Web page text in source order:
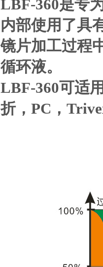
LBF-360是专
内部使用了具
镜片加工过程
循环液。
LBF-360可适
折，PC，